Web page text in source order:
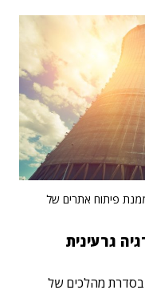
פיתוח אתרים של
גרעינית
מהלכים של